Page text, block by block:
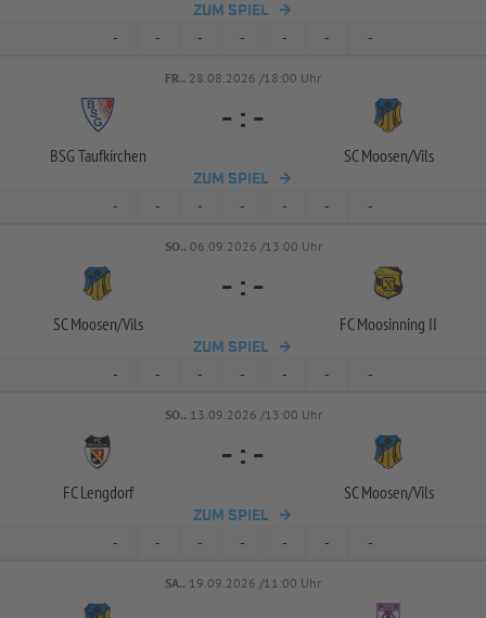
ZUM SPIEL
- - - - - - -
FR.. 28.08.2026 /18:00 Uhr
BSG Taufkirchen
- : -
SC Moosen/Vils
ZUM SPIEL
- - - - - - -
SO.. 06.09.2026 /13:00 Uhr
SC Moosen/Vils
- : -
FC Moosinning II
ZUM SPIEL
- - - - - - -
SO.. 13.09.2026 /13:00 Uhr
FC Lengdorf
- : -
SC Moosen/Vils
ZUM SPIEL
- - - - - - -
SA.. 19.09.2026 /11:00 Uhr